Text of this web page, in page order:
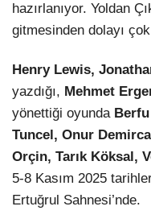
hazırlanıyor. Yoldan
gitmesinden dolayı
Henry Lewis,
yazdığı, Mehmet
yönettiği oyunda
Tuncel, Onur
Orçin, Tarık Köksal,
5-8 Kasım 2025
Ertuğrul Sahnesi’nde.